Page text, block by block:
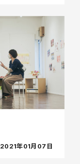
2021年01月07日